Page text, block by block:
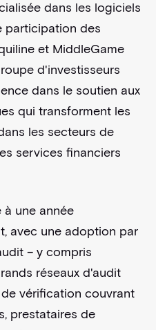
dans les logiciels
participation des
et MiddleGame
d'investisseurs
dans le soutien aux
qui transforment les
les secteurs de
services financiers
une année
avec une adoption par
– y compris
réseaux d'audit
vérification couvrant
prestataires de